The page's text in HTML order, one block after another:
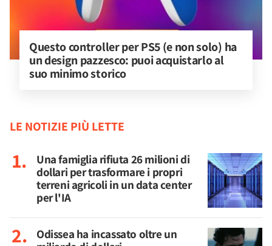
Questo controller per PS5 (e non solo) ha
un design pazzesco: puoi acquistarlo al
suo minimo storico
LE NOTIZIE PIÙ LETTE
Una famiglia rifiuta 26 milioni di
dollari per trasformare i propri
terreni agricoli in un data center
per l'IA
Odissea ha incassato oltre un